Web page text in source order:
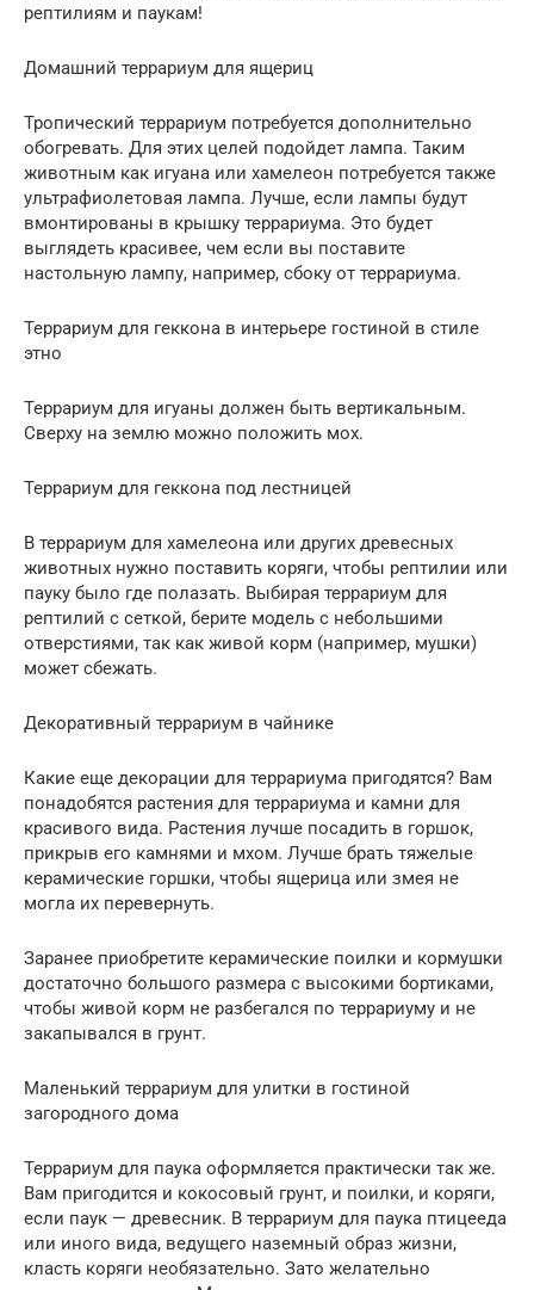
рептилиям и паукам!
Домашний террариум для ящериц
Тропический террариум потребуется дополнительно
обогревать. Для этих целей подойдет лампа. Таким
животным как игуана или хамелеон потребуется также
ультрафиолетовая лампа. Лучше, если лампы будут
вмонтированы в крышку террариума. Это будет
выглядеть красивее, чем если вы поставите
настольную лампу, например, сбоку от террариума.
Террариум для геккона в интерьере гостиной в стиле
этно
Террариум для игуаны должен быть вертикальным.
Сверху на землю можно положить мох.
Террариум для геккона под лестницей
В террариум для хамелеона или других древесных
животных нужно поставить коряги, чтобы рептилии или
пауку было где полазать. Выбирая террариум для
рептилий с сеткой, берите модель с небольшими
отверстиями, так как живой корм (например, мушки)
может сбежать.
Декоративный террариум в чайнике
Какие еще декорации для террариума пригодятся? Вам
понадобятся растения для террариума и камни для
красивого вида. Растения лучше посадить в горшок,
прикрыв его камнями и мхом. Лучше брать тяжелые
керамические горшки, чтобы ящерица или змея не
могла их перевернуть.
Заранее приобретите керамические поилки и кормушки
достаточно большого размера с высокими бортиками,
чтобы живой корм не разбегался по террариуму и не
закапывался в грунт.
Маленький террариум для улитки в гостиной
загородного дома
Террариум для паука оформляется практически так же.
Вам пригодится и кокосовый грунт, и поилки, и коряги,
если паук — древесник. В террариум для паука птицееда
или иного вида, ведущего наземный образ жизни,
класть коряги необязательно. Зато желательно